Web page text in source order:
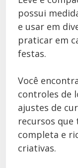
possui
e usar em
praticar em
festas.
Você
controles de
ajustes de
recursos que
completa e
criativas.